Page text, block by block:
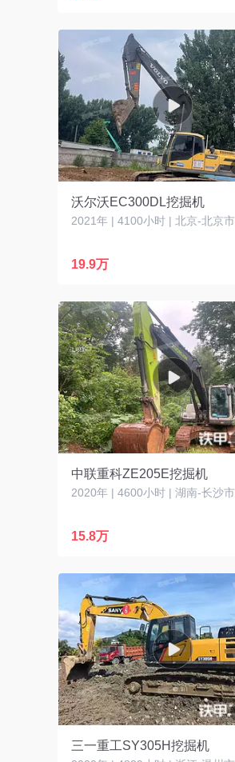
沃尔沃EC300DL挖掘机
2021年 | 4100小时 | 北京-北京市
19.9万
中联重科ZE205E挖掘机
2020年 | 4600小时 | 湖南-长沙市
15.8万
三一重工SY305H挖掘机